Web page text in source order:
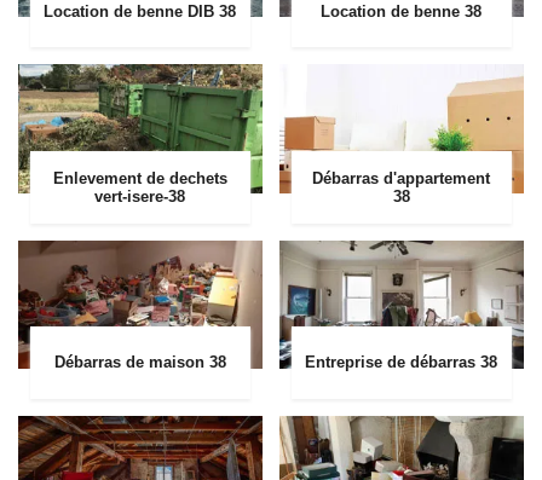
Location de benne DIB 38 Location de benne 38
Enlevement de dechets
vert-isere-38
Débarras d'appartement
38
Débarras de maison 38 Entreprise de débarras 38